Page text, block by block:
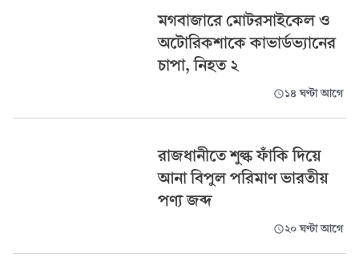
মগবাজারে মোটরসাইকেল ও
অটোরিকশাকে কাভার্ডভ্যানের
চাপা, নিহত ২
১৪ ঘণ্টা আগে
রাজধানীতে শুল্ক ফাঁকি দিয়ে
আনা বিপুল পরিমাণ ভারতীয়
পণ্য জব্দ
২০ ঘণ্টা আগে